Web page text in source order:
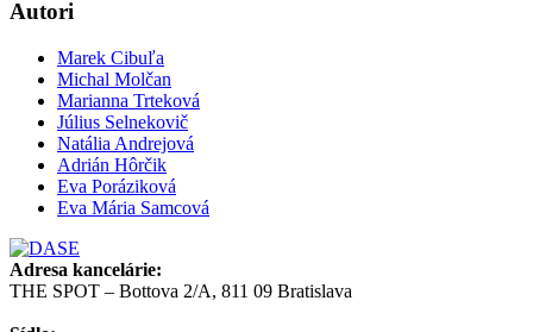
Autori
Marek Cibuľa
Michal Molčan
Marianna Trteková
Július Selnekovič
Natália Andrejová
Adrián Hôrčik
Eva Poráziková
Eva Mária Samcová
Adresa kancelárie:
THE SPOT – Bottova 2/A, 811 09 Bratislava